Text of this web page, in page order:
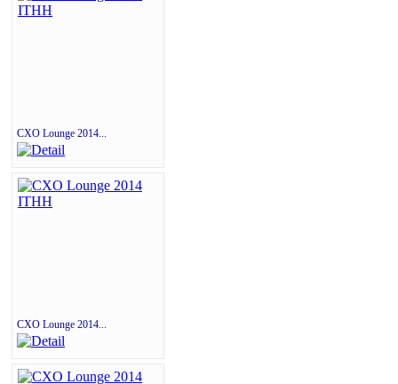
CXO Lounge 2014...
CXO Lounge 2014...